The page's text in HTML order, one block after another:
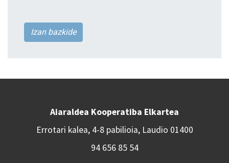
Izan bazkide
Aiaraldea Kooperatiba Elkartea
Errotari kalea, 4-8 pabilioia, Laudio 01400
94 656 85 54